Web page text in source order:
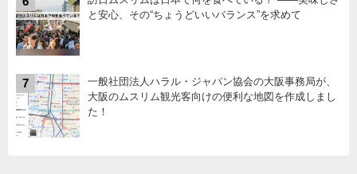
と安心、その“ちょうどいいバランス”を求めて
7
一般社団法人ハラル・ジャパン協会の大阪事務局が、
大阪のムスリム観光客向けの便利な地図を作成しまし
た！